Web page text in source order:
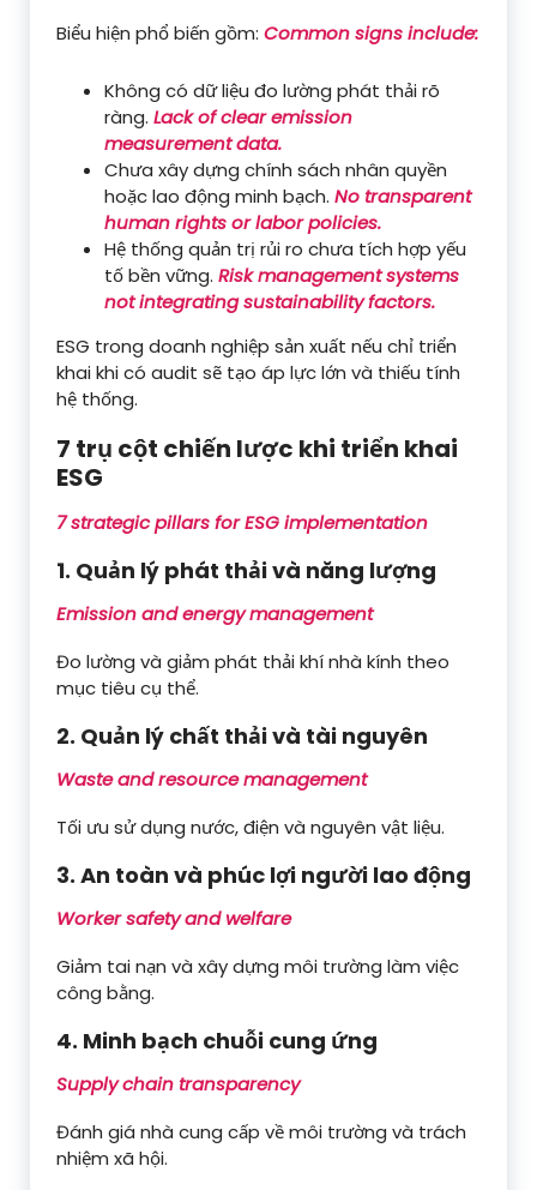
Biểu hiện phổ biến gồm: Common signs include:
Không có dữ liệu đo lường phát thải rõ
ràng. Lack of clear emission
measurement data.
Chưa xây dựng chính sách nhân quyền
hoặc lao động minh bạch. No transparent
human rights or labor policies.
Hệ thống quản trị rủi ro chưa tích hợp yếu
tố bền vững. Risk management systems
not integrating sustainability factors.
ESG trong doanh nghiệp sản xuất nếu chỉ triển
khai khi có audit sẽ tạo áp lực lớn và thiếu tính
hệ thống.
7 trụ cột chiến lược khi triển khai
ESG
7 strategic pillars for ESG implementation
1. Quản lý phát thải và năng lượng
Emission and energy management
Đo lường và giảm phát thải khí nhà kính theo
mục tiêu cụ thể.
2. Quản lý chất thải và tài nguyên
Waste and resource management
Tối ưu sử dụng nước, điện và nguyên vật liệu.
3. An toàn và phúc lợi người lao động
Worker safety and welfare
Giảm tai nạn và xây dựng môi trường làm việc
công bằng.
4. Minh bạch chuỗi cung ứng
Supply chain transparency
Đánh giá nhà cung cấp về môi trường và trách
nhiệm xã hội.